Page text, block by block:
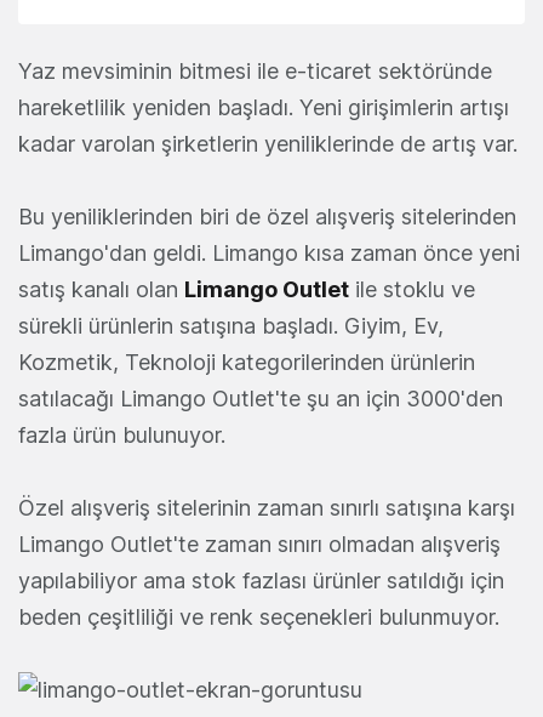
Yaz mevsiminin bitmesi ile e-ticaret sektöründe
hareketlilik yeniden başladı. Yeni girişimlerin artışı
kadar varolan şirketlerin yeniliklerinde de artış var.
Bu yeniliklerinden biri de özel alışveriş sitelerinden
Limango'dan geldi. Limango kısa zaman önce yeni
satış kanalı olan Limango Outlet ile stoklu ve
sürekli ürünlerin satışına başladı. Giyim, Ev,
Kozmetik, Teknoloji kategorilerinden ürünlerin
satılacağı Limango Outlet'te şu an için 3000'den
fazla ürün bulunuyor.
Özel alışveriş sitelerinin zaman sınırlı satışına karşı
Limango Outlet'te zaman sınırı olmadan alışveriş
yapılabiliyor ama stok fazlası ürünler satıldığı için
beden çeşitliliği ve renk seçenekleri bulunmuyor.